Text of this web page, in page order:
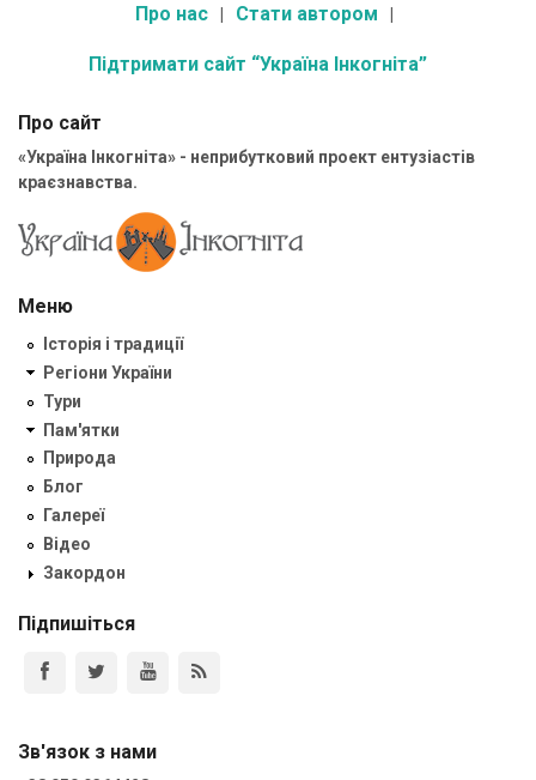
Про нас Стати автором
Підтримати сайт “Україна Інкогніта”
Про сайт
«Україна Інкогніта» - неприбутковий проект ентузіастів
краєзнавства.
Меню
Історія і традиції
Регіони України
Тури
Пам'ятки
Природа
Блог
Галереї
Відео
Закордон
Підпишіться
Зв'язок з нами